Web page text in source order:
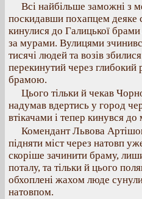
Всі найбільше заможні з
поскидавши похапцем деяке
кинулися до Галицької
за мурами. Вулицями
тисячі людей та возів
перекинутий через глибокий
брамою.
Цього тільки й чекав
надумав вдертись у город
втікачами і тепер кинувся до
Комендант Львова
підняти міст через натовп
скоріше зачинити браму,
поталу, та тільки й цього
обхоплені жахом люде
натовпом.